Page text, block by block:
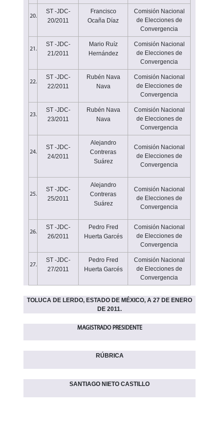
20.
ST -JDC-
20/2011
Francisco
Ocaña Díaz
Comisión Nacional
de Elecciones de
Convergencia
21.
ST -JDC-
21/2011
Mario Ruíz
Hernández
Comisión Nacional
de Elecciones de
Convergencia
22.
ST -JDC-
22/2011
Rubén Nava
Nava
Comisión Nacional
de Elecciones de
Convergencia
23.
ST -JDC-
23/2011
Rubén Nava
Nava
Comisión Nacional
de Elecciones de
Convergencia
24.
ST -JDC-
24/2011
Alejandro
Contreras
Suárez
Comisión Nacional
de Elecciones de
Convergencia
25.
ST -JDC-
25/2011
Alejandro
Contreras
Suárez
Comisión Nacional
de Elecciones de
Convergencia
26.
ST -JDC-
26/2011
Pedro Fred
Huerta Garcés
Comisión Nacional
de Elecciones de
Convergencia
27.
ST -JDC-
27/2011
Pedro Fred
Huerta Garcés
Comisión Nacional
de Elecciones de
Convergencia
TOLUCA DE LERDO, ESTADO DE MÉXICO, A 27 DE ENERO
DE 2011.
MAGISTRADO PRESIDENTE
RÚBRICA
SANTIAGO NIETO CASTILLO